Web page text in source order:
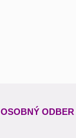
OSOBNÝ ODBER